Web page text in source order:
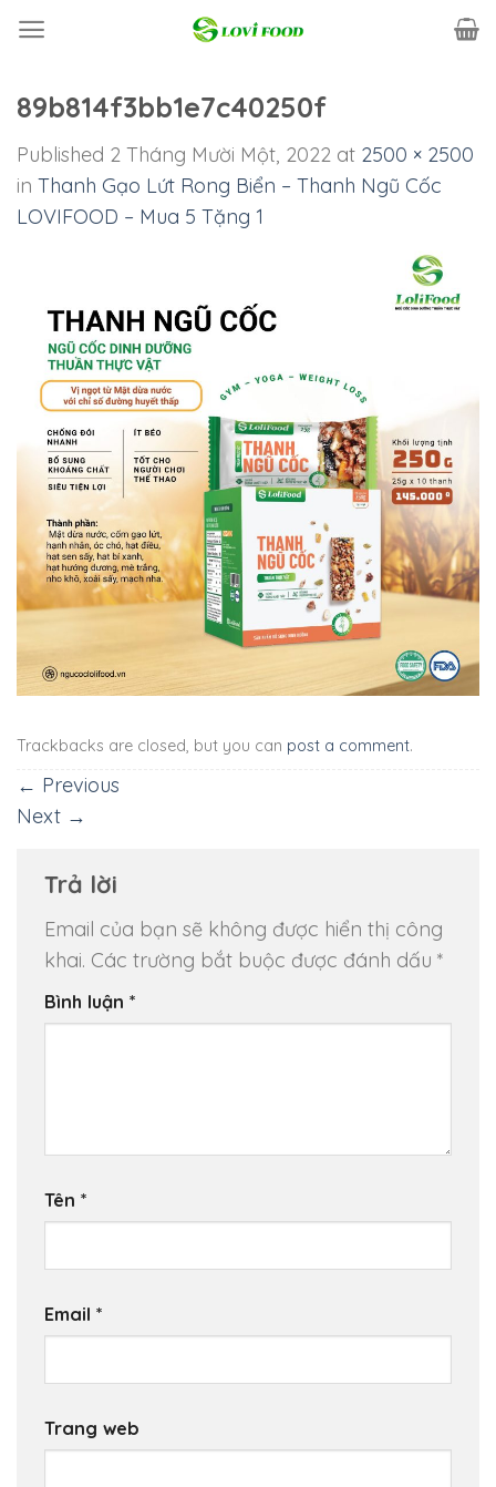
89b814f3bb1e7c40250f
Published 2 Tháng Mười Một, 2022 at 2500 × 2500
in Thanh Gạo Lứt Rong Biển – Thanh Ngũ Cốc
LOVIFOOD – Mua 5 Tặng 1
Trackbacks are closed, but you can post a comment.
← Previous
Next →
Trả lời
Email của bạn sẽ không được hiển thị công
khai. Các trường bắt buộc được đánh dấu *
Bình luận *
Tên *
Email *
Trang web